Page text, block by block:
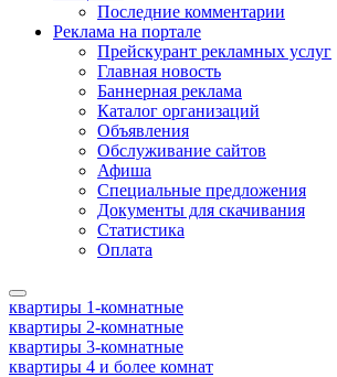
Последние комментарии
Реклама на портале
Прейскурант рекламных услуг
Главная новость
Баннерная реклама
Каталог организаций
Объявления
Обслуживание сайтов
Афиша
Специальные предложения
Документы для скачивания
Статистика
Оплата
квартиры 1-комнатные
квартиры 2-комнатные
квартиры 3-комнатные
квартиры 4 и более комнат